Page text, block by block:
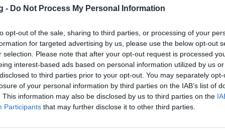
- Do Not Process My Personal Information
opt-out of the sale, sharing to third parties, or processing of your
for targeted advertising by us, please use the below opt-out
selection. Please note that after your opt-out request is processed
interest-based ads based on personal information utilized by us
to third parties prior to your opt-out. You may separately
of your personal information by third parties on the IAB’s list of
This information may also be disclosed by us to third parties on the
Participants that may further disclose it to other third parties.
εξέλιξη στέλνοντας το δικό του
του ατομικά μέχρι τη Δευτερα
της ΑΕΚ Β, μέχρι να επιστρέψει η
του συμβολαίου της με τον Κώστα
2024.
από τα τμήματα υποδομής της ΑΕΚ